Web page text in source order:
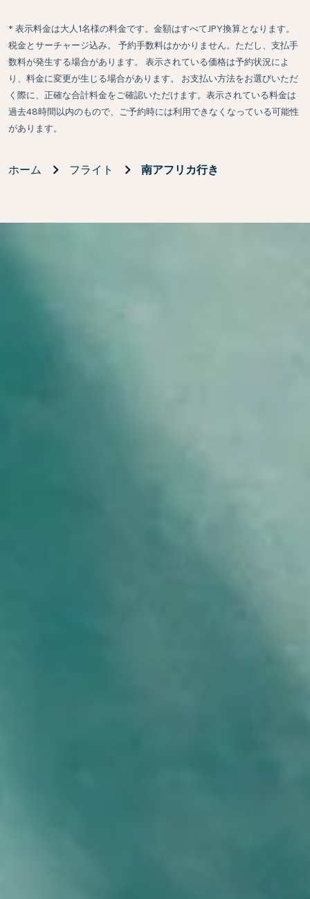
* 表示料金は大人1名様の料金です。金額はすべてJPY換算となります。
税金とサーチャージ込み。 予約手数料はかかりません。ただし、支払手
数料が発生する場合があります。 表示されている価格は予約状況によ
り、料金に変更が生じる場合があります。 お支払い方法をお選びいただ
く際に、正確な合計料金をご確認いただけます。表示されている料金は
過去48時間以内のもので、ご予約時には利用できなくなっている可能性
があります。
ホーム フライト 南アフリカ行き